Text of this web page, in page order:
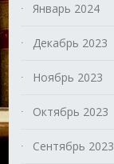
Январь 2024
Декабрь 2023
Ноябрь 2023
Октябрь 2023
Сентябрь 2023